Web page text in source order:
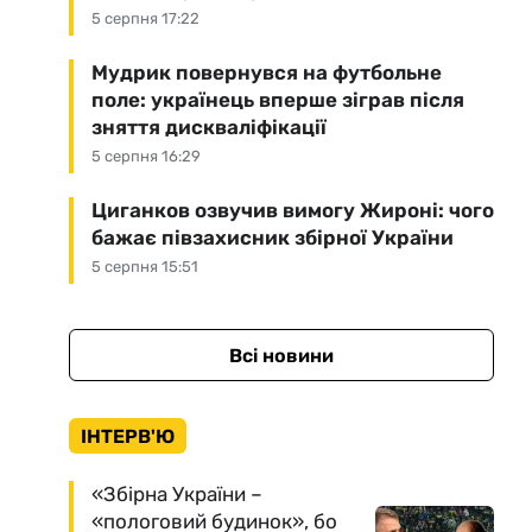
5 серпня 17:22
5 серпня 16:29
Мудрик повернувся на футбольне
поле: українець вперше зіграв після
зняття дискваліфікації
5 серпня 15:51
Циганков озвучив вимогу Жироні: чого
бажає півзахисник збірної України
Всі новини
ІНТЕРВ'Ю
«Збірна України –
«пологовий будинок», бо